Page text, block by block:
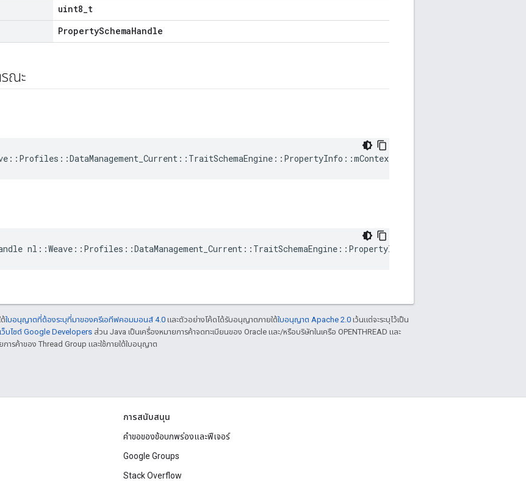
uint8_t
PropertySchemaHandle
ณะ
nl::Weave::Profiles::DataManagement_Current::TraitSchemaEngine::PropertyInfo::mParentHandle
ใบอนุญาตที่ต้องระบุที่มาของครีเอทีฟคอมมอนส์ 4.0 และตัวอย่างโค้ดได้รับอนุญาตภายใต้ใบอนุญาต Apache 2.0 เว้นแต่จะระบุไว้เป็น
ว็บไซต์ Google Developers ส่วน Java เป็นเครื่องหมายการค้าจดทะเบียนของ Oracle และ/หรือบริษัทในเครือ OPENTHREAD และ
ารค้าของ Thread Group และใช้ภายใต้ใบอนุญาต
การสนับสนุน
คำขอของข้อบกพร่องและฟีเจอร์
Google Groups
Stack Overflow